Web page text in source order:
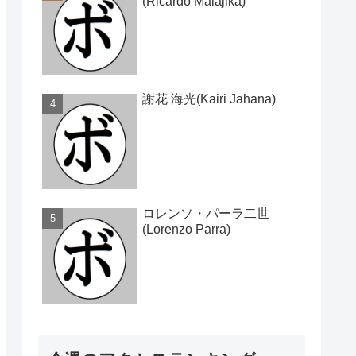
謝花 海光(Kairi Jahana)
ロレンソ・パーラ二世
(Lorenzo Parra)